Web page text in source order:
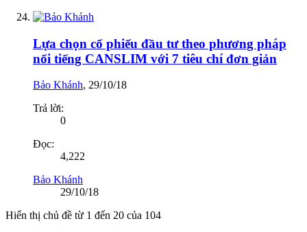
Lựa chọn cổ phiếu đầu tư theo phương pháp
nổi tiếng CANSLIM với 7 tiêu chí đơn giản
Bảo Khánh, 29/10/18
Trả lời:
0
Đọc:
4,222
Bảo Khánh
29/10/18
Hiển thị chủ đề từ 1 đến 20 của 104